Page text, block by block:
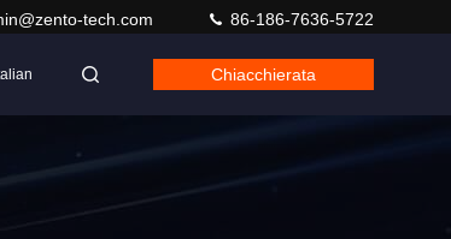
tech.com 86-186-7636-5722
Chiacchierata